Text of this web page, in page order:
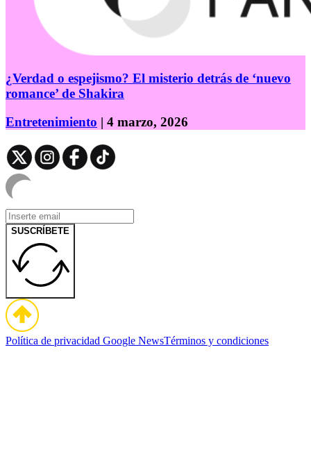
¿Verdad o espejismo? El misterio detrás de ‘nuevo
romance’ de Shakira
Entretenimiento | 4 marzo, 2026
SUSCRÍBETE
Política de privacidad Google NewsTérminos y condiciones